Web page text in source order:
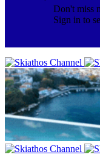
Don't miss
Sign in to